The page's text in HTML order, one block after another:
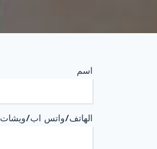
اسم
الهاتف/واتس اب/ويشات